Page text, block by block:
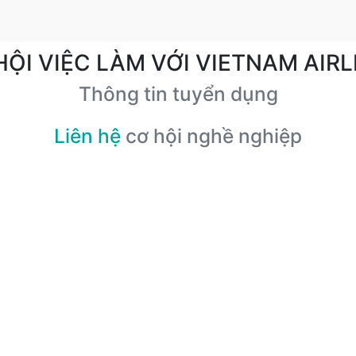
VIỆC LÀM VỚI VIETNAM
Thông tin tuyển dụng
Liên hệ cơ hội nghề nghiệp